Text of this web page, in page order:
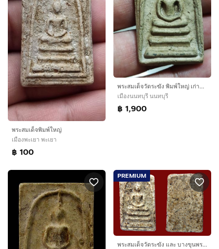
พระสมเด็จพิมพ์ใหญ่
เมืองพะเยา พะเยา
฿ 100
พระสมเด็จวัดระฆัง พิมพ์ใหญ่ เก่ามาก เนื้อแกร่ง
เมืองนนทบุรี นนทบุรี
฿ 1,900
PREMIUM
พระสมเด็จวัดระฆัง และ บางขุนพรหม AA52698